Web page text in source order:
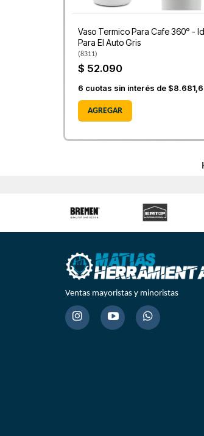
Vaso Termico Para Cafe 360° -
Para El Auto Gris
(8311)
$ 52.090
6 cuotas sin interés de
AGREGAR
Ventas mayoristas y minoristas